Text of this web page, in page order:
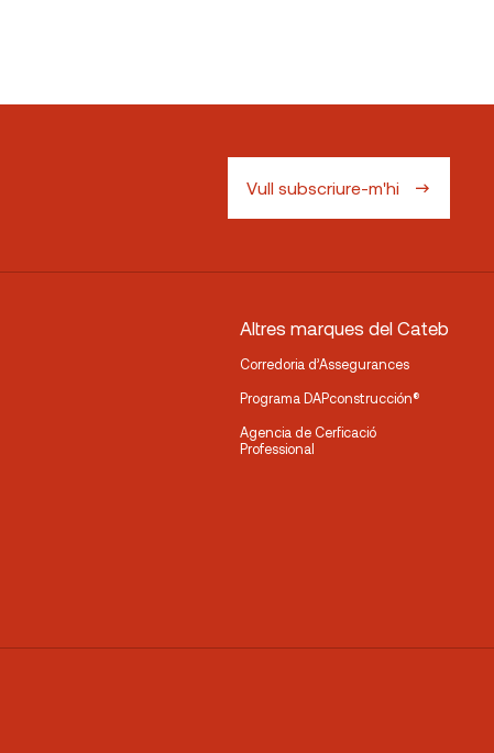
Vull subscriure-m'hi
Altres marques del Cateb
Corredoria d’Assegurances
Programa DAPconstrucción®
Agencia de Cerficació
Professional